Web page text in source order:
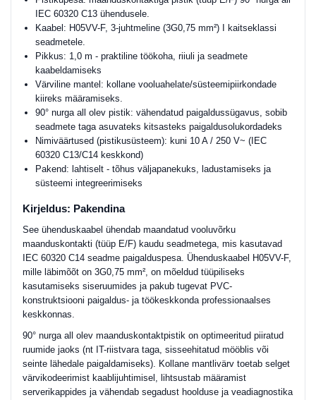
IEC 60320 C13 ühendusele.
Kaabel: H05VV-F, 3-juhtmeline (3G0,75 mm²) I kaitseklassi
seadmetele.
Pikkus: 1,0 m - praktiline töökoha, riiuli ja seadmete
kaabeldamiseks
Värviline mantel: kollane vooluahelate/süsteemipiirkondade
kiireks määramiseks.
90° nurga all olev pistik: vähendatud paigaldussügavus, sobib
seadmete taga asuvateks kitsasteks paigaldusolukordadeks
Nimiväärtused (pistikusüsteem): kuni 10 A / 250 V~ (IEC
60320 C13/C14 keskkond)
Pakend: lahtiselt - tõhus väljapanekuks, ladustamiseks ja
süsteemi integreerimiseks
Kirjeldus: Pakendina
See ühenduskaabel ühendab maandatud vooluvõrku
maanduskontakti (tüüp E/F) kaudu seadmetega, mis kasutavad
IEC 60320 C14 seadme paigalduspesa. Ühenduskaabel H05VV-F,
mille läbimõõt on 3G0,75 mm², on mõeldud tüüpiliseks
kasutamiseks siseruumides ja pakub tugevat PVC-
konstruktsiooni paigaldus- ja töökeskkonda professionaalses
keskkonnas.
90° nurga all olev maanduskontaktpistik on optimeeritud piiratud
ruumide jaoks (nt IT-riistvara taga, sisseehitatud mööblis või
seinte lähedale paigaldamiseks). Kollane mantlivärv toetab selget
värvikodeerimist kaablijuhtimisel, lihtsustab määramist
serverikappides ja vähendab segadust hoolduse ja veadiagnostika